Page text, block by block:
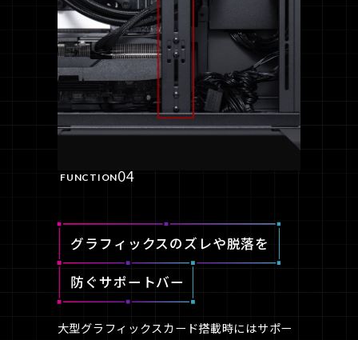
FUNCTION04
グラフィックスのズレや脱落を
防ぐサポートバー
大型グラフィックスカード搭載時にはサポー